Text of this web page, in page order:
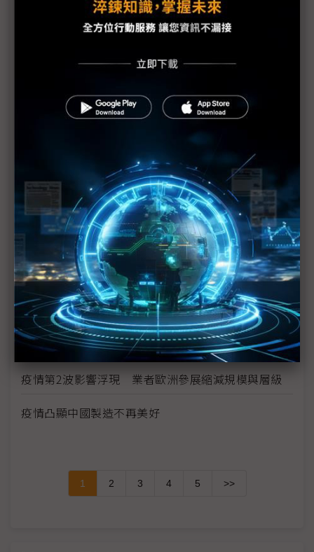
手機HDI出貨維持暢旺 惟2Q庫存風險逐漸攀高
美日韓等42國一致同意 強化半導體技術出口管制
（Daily Issue）供應鏈全球化重新布局 中國世界工
廠地位仍有其重
手機供應鏈砍單已不可免 台系IC設計2Q業績承壓
疫情衝擊5G手機短期出貨 超薄型FoD封測放量延至
下半年
供需趨緊造成短期漲價 華新科非中國廠區稼動率滿
載
華為晶片自主阻力一波波 轉單中芯營運風險增
疫情第2波影響浮現 業者歐洲參展縮減規模與層級
疫情凸顯中國製造不再美好
1 2 3 4 5 >>